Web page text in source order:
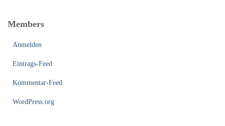
Members
Anmelden
Eintrags-Feed
Kommentar-Feed
WordPress.org